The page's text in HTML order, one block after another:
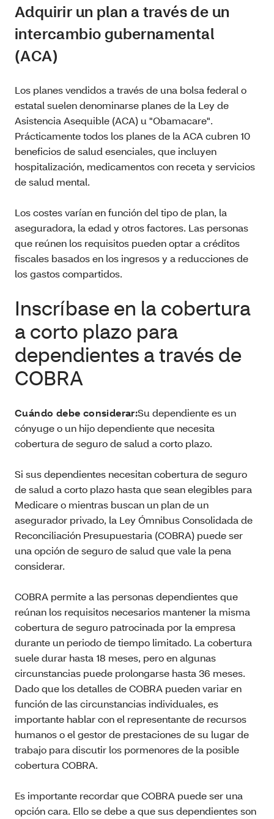
Adquirir un plan a través de un
intercambio gubernamental
(ACA)
Los planes vendidos a través de una bolsa federal o
estatal suelen denominarse planes de la Ley de
Asistencia Asequible (ACA) u "Obamacare".
Prácticamente todos los planes de la ACA cubren 10
beneficios de salud esenciales, que incluyen
hospitalización, medicamentos con receta y servicios
de salud mental.
Los costes varían en función del tipo de plan, la
aseguradora, la edad y otros factores. Las personas
que reúnen los requisitos pueden optar a créditos
fiscales basados en los ingresos y a reducciones de
los gastos compartidos.
Inscríbase en la cobertura
a corto plazo para
dependientes a través de
COBRA
Cuándo debe considerar:Su dependiente es un
cónyuge o un hijo dependiente que necesita
cobertura de seguro de salud a corto plazo.
Si sus dependientes necesitan cobertura de seguro
de salud a corto plazo hasta que sean elegibles para
Medicare o mientras buscan un plan de un
asegurador privado, la Ley Ómnibus Consolidada de
Reconciliación Presupuestaria (COBRA) puede ser
una opción de seguro de salud que vale la pena
considerar.
COBRA permite a las personas dependientes que
reúnan los requisitos necesarios mantener la misma
cobertura de seguro patrocinada por la empresa
durante un periodo de tiempo limitado. La cobertura
suele durar hasta 18 meses, pero en algunas
circunstancias puede prolongarse hasta 36 meses.
Dado que los detalles de COBRA pueden variar en
función de las circunstancias individuales, es
importante hablar con el representante de recursos
humanos o el gestor de prestaciones de su lugar de
trabajo para discutir los pormenores de la posible
cobertura COBRA.
Es importante recordar que COBRA puede ser una
opción cara. Ello se debe a que sus dependientes son